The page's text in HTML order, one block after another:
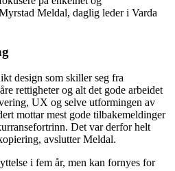
Meldal, daglig leder i Varda
design som skiller seg fra
rettigheter og alt det gode arbeidet
UX og selve utformingen av
mottar mest gode tilbakemeldinger
Det var derfor helt
avslutter Meldal.
i fem år, men kan fornyes for